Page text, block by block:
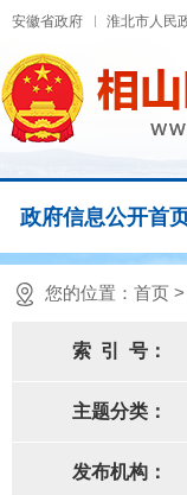
安徽省政府 淮北市人民
政府信息公开首
您的位置： 首页 >
索 引 号：
主题分类：
发布机构：